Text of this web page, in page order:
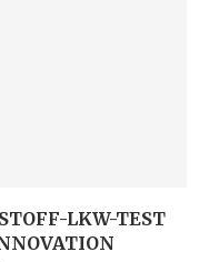
LKW-TEST